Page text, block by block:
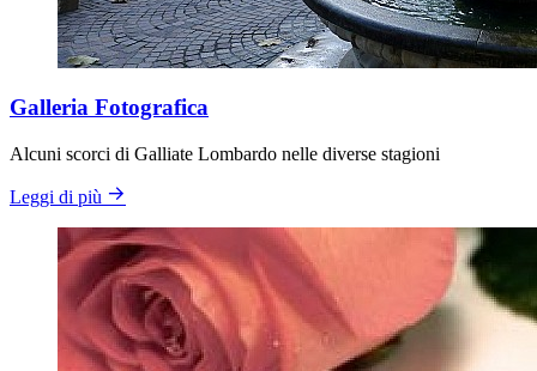
Galleria Fotografica
Alcuni scorci di Galliate Lombardo nelle diverse stagioni
Leggi di più